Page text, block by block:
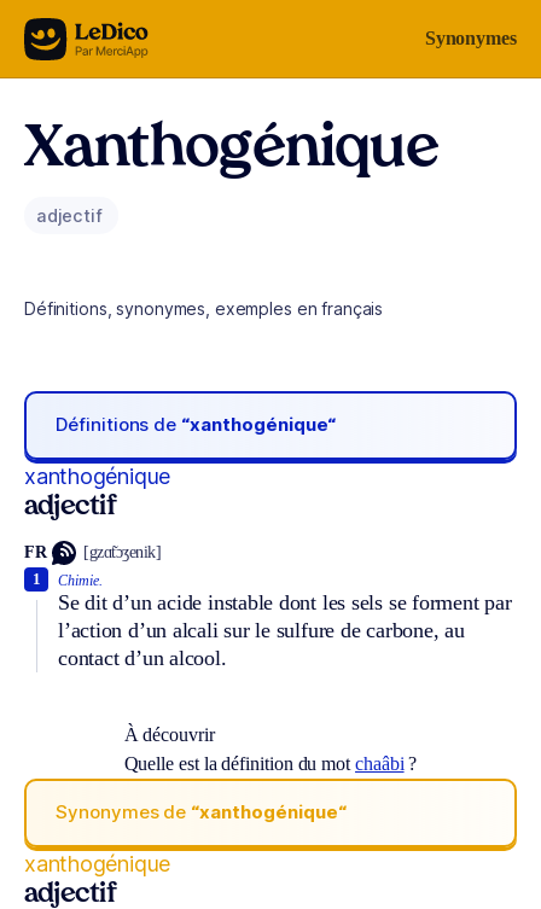
Aller au contenu Synonymes
Xanthogénique
adjectif
Définitions, synonymes, exemples en français
Définitions de “xanthogénique“
xanthogénique
adjectif
FR [gzɑ̃tɔʒenik]
Chimie.
Se dit d’un acide instable dont les sels se forment par
l’action d’un alcali sur le sulfure de carbone, au
contact d’un alcool.
1
À découvrir
Quelle est la définition du motchaâbi ?
Synonymes de “xanthogénique“
xanthogénique
adjectif